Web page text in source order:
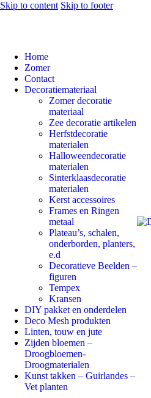
Skip to content Skip to footer
Home
Zomer
Contact
Decoratiemateriaal
Zomer decoratie
materiaal
Zee decoratie artikelen
Herfstdecoratie
materialen
Halloweendecoratie
materialen
Sinterklaasdecoratie
materialen
Kerst accessoires
Frames en Ringen
metaal
Plateau’s, schalen,
onderborden, planters,
e.d
Decoratieve Beelden –
figuren
Tempex
Kransen
DIY pakket en onderdelen
Deco Mesh produkten
Linten, touw en jute
Zijden bloemen –
Droogbloemen-
Droogmaterialen
Kunst takken – Guirlandes –
Vet planten